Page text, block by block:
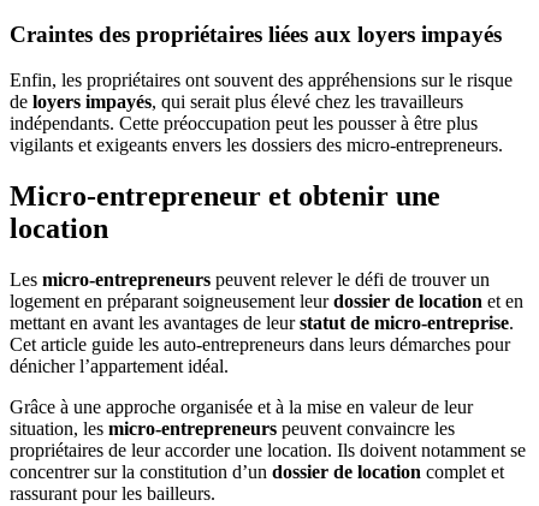
Craintes des propriétaires liées aux loyers impayés
Enfin, les propriétaires ont souvent des appréhensions sur le risque
de loyers impayés, qui serait plus élevé chez les travailleurs
indépendants. Cette préoccupation peut les pousser à être plus
vigilants et exigeants envers les dossiers des micro-entrepreneurs.
Micro-entrepreneur et obtenir une
location
Les micro-entrepreneurs peuvent relever le défi de trouver un
logement en préparant soigneusement leurdossier de location et en
mettant en avant les avantages de leurstatut de micro-entreprise.
Cet article guide les auto-entrepreneurs dans leurs démarches pour
dénicher l’appartement idéal.
Grâce à une approche organisée et à la mise en valeur de leur
situation, les micro-entrepreneurs peuvent convaincre les
propriétaires de leur accorder une location. Ils doivent notamment se
concentrer sur la constitution d’un dossier de location complet et
rassurant pour les bailleurs.